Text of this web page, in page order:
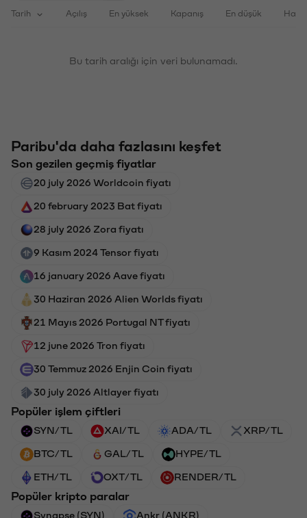
Tarih Açılış En yüksek Kapanış En düşük
Bu tarih aralığı için veri bulunamadı.
Paribu'da daha fazlasını keşfet
Son gezilen geçmiş fiyatlar
20 july 2026 Worldcoin fiyatı
20 february 2023 Bat fiyatı
28 july 2026 Zora fiyatı
9 Kasım 2024 Tensor fiyatı
16 january 2026 Aave fiyatı
30 Haziran 2026 Alien Worlds fiyatı
21 Mayıs 2026 Portugal NT fiyatı
12 june 2026 Tron fiyatı
30 Temmuz 2026 Enjin Coin fiyatı
30 july 2026 Altlayer fiyatı
Popüler işlem çiftleri
SYN/TL XAI/TL ADA/TL XRP/TL
BTC/TL GAL/TL HYPE/TL
ETH/TL OXT/TL RENDER/TL
Popüler kripto paralar
Synapse (SYN) Ankr (ANKR)